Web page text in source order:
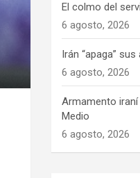
El colmo del
6 agosto, 2026
Irán “apaga”
6 agosto, 2026
Armamento
Medio
6 agosto, 2026